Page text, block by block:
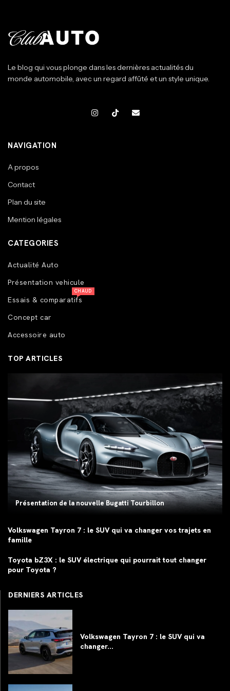
Le blog qui vous plonge dans les dernières actualités du
monde automobile, avec un regard affûté et un style unique.
NAVIGATION
A propos
Contact
Plan du site
Mention légales
CATEGORIES
Actualité Auto
Présentation vehicule
Essais & comparatifs
CHAUD
Concept car
Accessoire auto
TOP ARTICLES
Présentation de la nouvelle Bugatti Tourbillon
Volkswagen Tayron 7 : le SUV qui va changer vos trajets en
famille
Toyota bZ3X : le SUV électrique qui pourrait tout changer
pour Toyota ?
DERNIERS ARTICLES
Volkswagen Tayron 7 : le SUV qui va
changer...